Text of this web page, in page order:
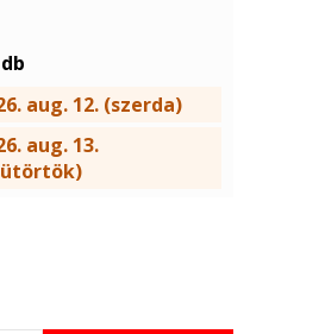
aug. 12. (szerda)
aug. 13.